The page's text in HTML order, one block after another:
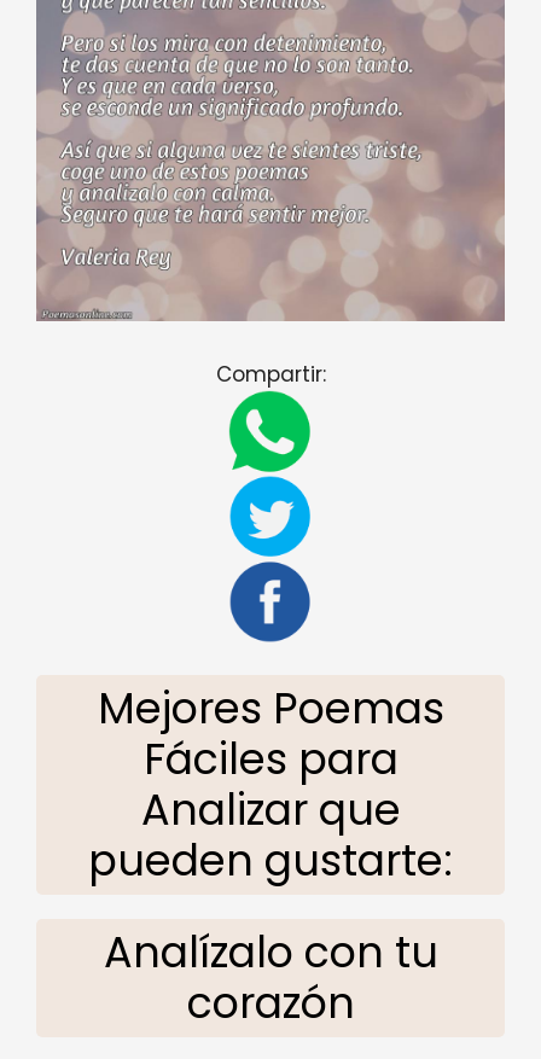
Compartir:
Mejores Poemas
Fáciles para
Analizar que
pueden gustarte:
Analízalo con tu
corazón